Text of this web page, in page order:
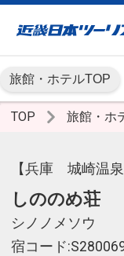
旅館・ホテルTOP
TOP 旅館・ホ
【兵庫 城崎温泉
しののめ荘
シノノメソウ
宿コード